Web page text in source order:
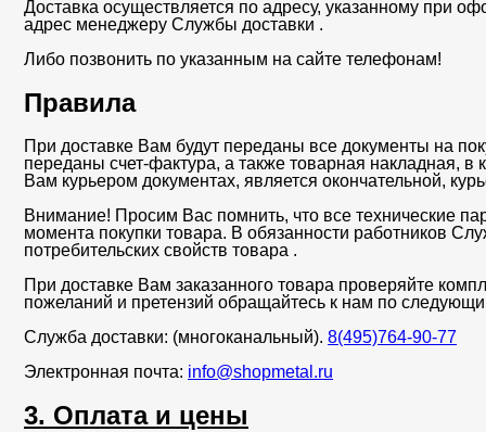
Доставка осуществляется по адресу, указанному при
адрес менеджеру Службы доставки .
Либо позвонить по указанным на сайте телефонам!
Правила
При доставке Вам будут переданы все документы на
переданы счет-фактура, а также товарная накладная,
Вам курьером документах, является окончательной,
Внимание! Просим Вас помнить, что все технические
момента покупки товара. В обязанности работников
потребительских свойств товара .
При доставке Вам заказанного товара проверяйте
пожеланий и претензий обращайтесь к нам по
Служба доставки: (многоканальный). 8(495)764-90-77
Электронная почта: info@shopmetal.ru
3. Оплата и цены